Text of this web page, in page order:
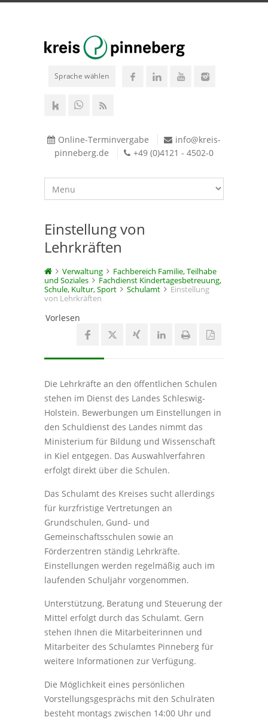
Sprache wählen
Online-Terminvergabe
info@kreis-
pinneberg.de
+49 (0)4121 - 4502-0
Einstellung von
Lehrkräften
Verwaltung
Fachbereich Familie, Teilhabe
und Soziales
Fachdienst Kindertagesbetreuung,
Schule, Kultur, Sport
Schulamt
Einstellung
von Lehrkräften
Vorlesen
Die Lehrkräfte an den öffentlichen Schulen
stehen im Dienst des Landes Schleswig-
Holstein. Bewerbungen um Einstellungen in
den Schuldienst des Landes nimmt das
Ministerium für Bildung und Wissenschaft
in Kiel entgegen. Das Auswahlverfahren
erfolgt direkt über die Schulen.
Das Schulamt des Kreises sucht allerdings
für kurzfristige Vertretungen an
Grundschulen, Gund- und
Gemeinschaftsschulen sowie an
Förderzentren ständig Lehrkräfte.
Einstellungen werden regelmäßig auch im
laufenden Schuljahr vorgenommen.
Unterstützung, Beratung und Steuerung der
Mittel erfolgt durch das Schulamt. Gern
stehen Ihnen die Mitarbeiterinnen und
Mitarbeiter des Schulamtes Pinneberg für
weitere Informationen zur Verfügung.
Die Möglichkeit eines persönlichen
Vorstellungsgesprächs mit den Schulräten
besteht montags zwischen 14:00 Uhr und